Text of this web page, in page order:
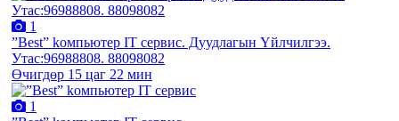
1
”Best” kомпьютер IT сервис. Дуудлагын Үйлчилгээ.
Утас:96988808. 88098082
Өчигдөр 15 цаг 22 мин
1